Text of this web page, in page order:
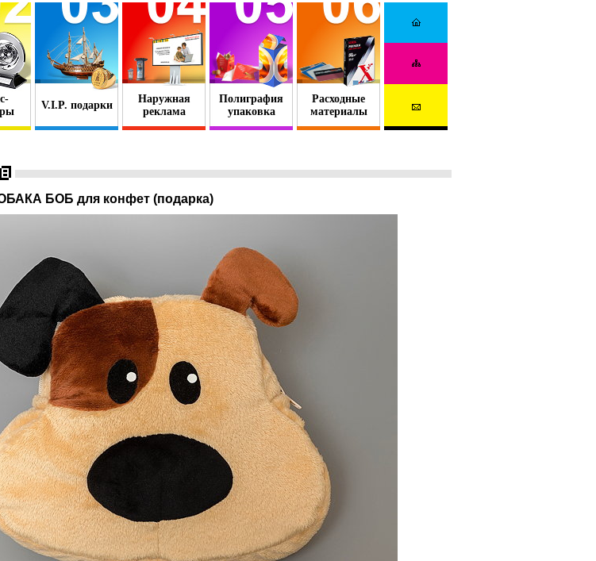
V.I.P. подарки
Наружная
реклама
Полиграфия
упаковка
Расходные
материалы
БОБ для конфет (подарка)